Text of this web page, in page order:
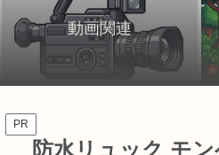
動画関連
PR
防水リュック モ